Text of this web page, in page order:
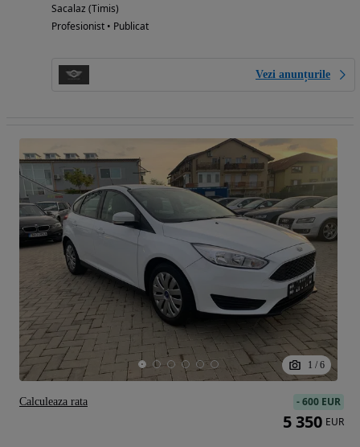
Sacalaz (Timis)
Profesionist • Publicat
Vezi anunțurile
1 / 6
-600 EUR
5 350 EUR
Calculeaza rata